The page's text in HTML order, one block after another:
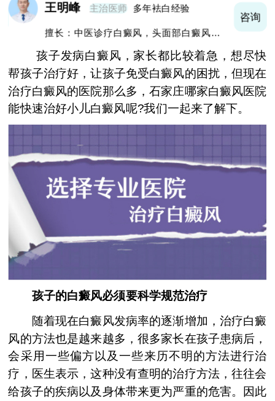
王明峰 主治医师 多年袪白经验
擅长：中医诊疗白癜风，头面部白癜风，青
咨询
孩子发病白癜风，家长都比较着急，想尽快
帮孩子治疗好，让孩子免受白癜风的困扰，但现在
治疗白癜风的医院那么多，石家庄哪家白癜风医院
能快速治好小儿白癜风呢?我们一起来了解下。
孩子的白癜风必须要科学规范治疗
随着现在白癜风发病率的逐渐增加，治疗白癜
风的方法也是越来越多，很多家长在孩子患病后，
会采用一些偏方以及一些来历不明的方法进行治
疗，医生表示，这种没有查明的治疗方法，往往会
给孩子的疾病以及身体带来更为严重的危害。因此